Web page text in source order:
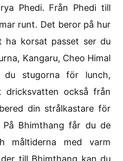
Phedi. Från Phedi till
runt. Det beror på hur
korsat passet ser du
Kangaru, Cheo Himal
stugorna för lunch,
också från
din strålkastare för
Bhimthang får du de
måltiderna med varm
till Bhimthang kan du